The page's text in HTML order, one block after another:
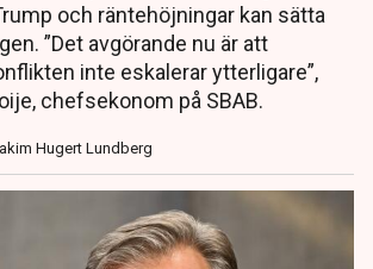
och räntehöjningar kan sätta
”Det avgörande nu är att
inte eskalerar ytterligare”,
chefsekonom på SBAB.
Hugert Lundberg